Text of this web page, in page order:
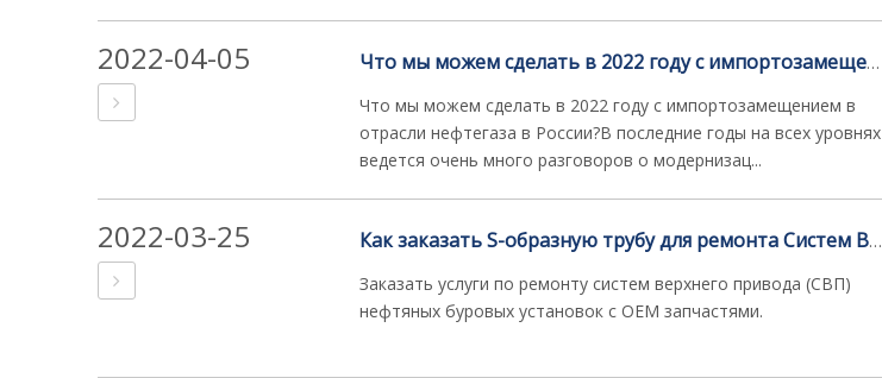
2022-04-05
Что мы можем сделать в 2022 году с импортозамещением в отрасли нефтегаза в России?
Что мы можем сделать в 2022 году с импортозамещением в
отрасли нефтегаза в России?В последние годы на всех уровнях
ведется очень много разговоров о модернизац...
2022-03-25
Как заказать S-образную трубу для ремонта Систем Верхнего Привода (СВП)?
Заказать услуги по ремонту систем верхнего привода (СВП)
нефтяных буровых установок с OEM запчастями.